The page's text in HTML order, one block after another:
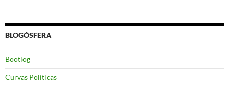
BLOGÓSFERA
Bootlog
Curvas Políticas